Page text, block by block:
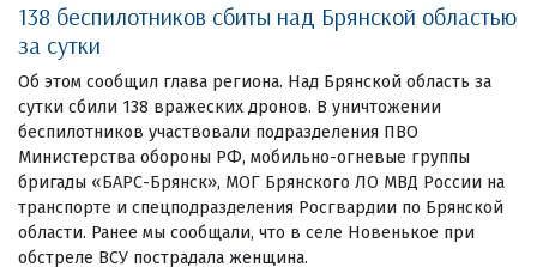
138 беспилотников сбиты над Брянской областью
за сутки
Об этом сообщил глава региона. Над Брянской область за
сутки сбили 138 вражеских дронов. В уничтожении
беспилотников участвовали подразделения ПВО
Министерства обороны РФ, мобильно-огневые группы
бригады «БАРС-Брянск», МОГ Брянского ЛО МВД России на
транспорте и спецподразделения Росгвардии по Брянской
области. Ранее мы сообщали, что в селе Новенькое при
обстреле ВСУ пострадала женщина.